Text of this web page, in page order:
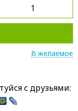
В желаемое
с друзьями: